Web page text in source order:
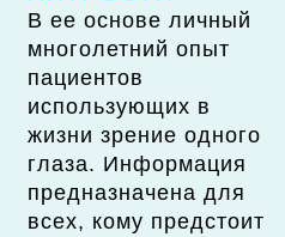
В ее основе личный
многолетний опыт
пациентов
использующих в
жизни зрение одного
глаза. Информация
предназначена для
всех, кому предстоит